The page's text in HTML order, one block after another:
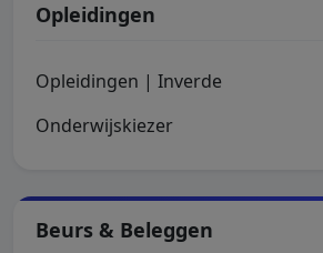
Opleidingen
Opleidingen | Inverde
Onderwijskiezer
Beurs & Beleggen